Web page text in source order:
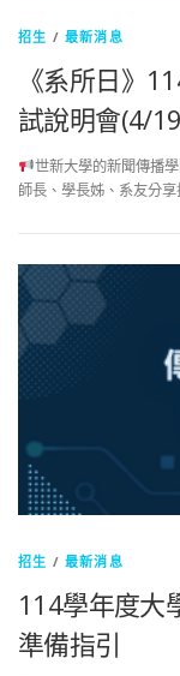
招生 /最新消息
《系所日》
試說明會(4/
世新大學的新聞傳播
師長、學長姊、系友分
招生 /最新消息
114學年度大
準備指引